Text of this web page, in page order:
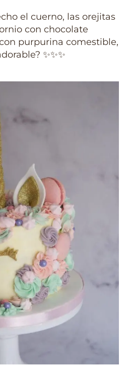
el cuerno, las orejitas
con chocolate
purpurina comestible,
✨✨✨